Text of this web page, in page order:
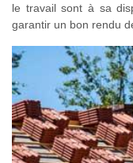
le travail sont à sa
garantir un bon rendu